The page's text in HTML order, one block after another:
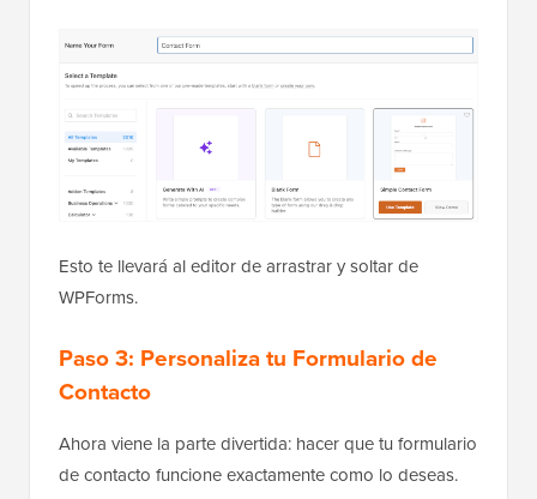
Esto te llevará al editor de arrastrar y soltar de
WPForms.
Paso 3: Personaliza tu Formulario de
Contacto
Ahora viene la parte divertida: hacer que tu formulario
de contacto funcione exactamente como lo deseas.